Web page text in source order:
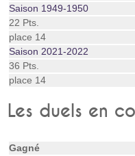
Saison 1949-1950
22 Pts.
place 14
Saison 2021-2022
36 Pts.
place 14
Les duels en
Gagné